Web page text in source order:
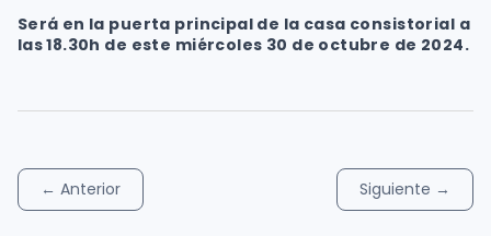
Será en la puerta principal de la casa consistorial a
las 18.30h de este miércoles 30 de octubre de 2024.
← Anterior Siguiente →